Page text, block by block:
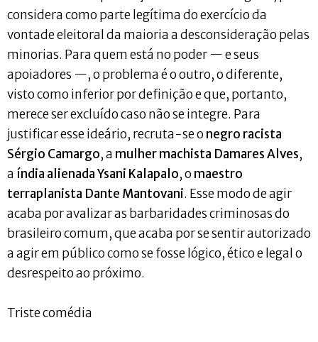
considera como parte legítima do exercício da
vontade eleitoral da maioria a desconsideração pelas
minorias. Para quem está no poder — e seus
apoiadores —, o problema é o outro, o diferente,
visto como inferior por definição e que, portanto,
merece ser excluído caso não se integre. Para
justificar esse ideário, recruta-se o negro racista
Sérgio Camargo, a mulher machista Damares Alves,
a índia alienada Ysani Kalapalo, o maestro
terraplanista Dante Mantovani. Esse modo de agir
acaba por avalizar as barbaridades criminosas do
brasileiro comum, que acaba por se sentir autorizado
a agir em público como se fosse lógico, ético e legal o
desrespeito ao próximo.
Triste comédia